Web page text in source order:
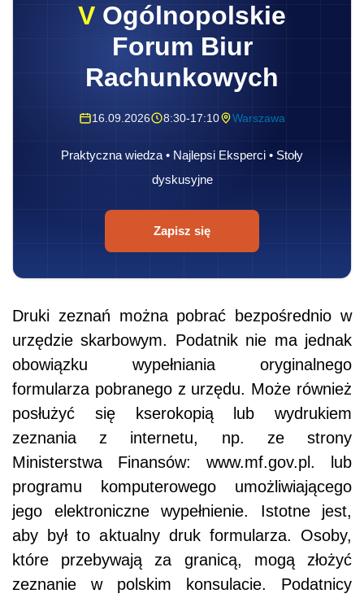
V Ogólnopolskie
Forum Biur
Rachunkowych
16.09.2026 8:30-17:10 Warszawa
Praktyczna wiedza • Najlepsi Eksperci • Stoły
dyskusyjne
Zapisz się
Druki zeznań można pobrać bezpośrednio w
urzędzie skarbowym. Podatnik nie ma jednak
obowiązku wypełniania oryginalnego
formularza pobranego z urzędu. Może również
posłużyć się kserokopią lub wydrukiem
zeznania z internetu, np. ze strony
Ministerstwa Finansów: www.mf.gov.pl. lub
programu komputerowego umożliwiającego
jego elektroniczne wypełnienie. Istotne jest,
aby był to aktualny druk formularza. Osoby,
które przebywają za granicą, mogą złożyć
zeznanie w polskim konsulacie. Podatnicy